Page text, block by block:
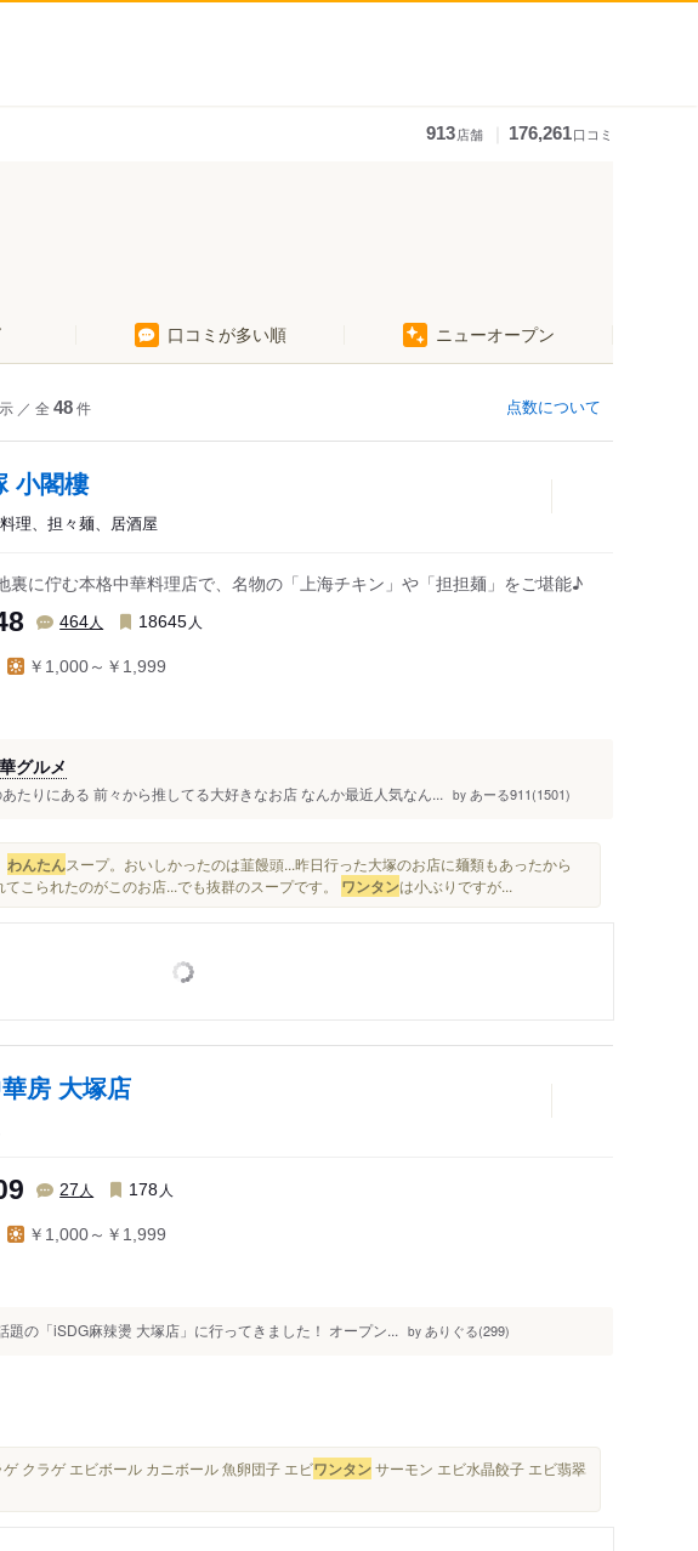
913店舗 176,261口コミ
口コミが多い順 ニューオープン
／ 全 48件 点数について
小閣樓
理、担々麺、居酒屋
裏に佇む本格中華料理店で、名物の「上海チキン」や「担担麺」をご堪能♪
464人 18645 人
￥1,000～￥1,999
グルメ
たりにある 前々から推してる大好きなお店 なんか最近人気なん... by あーる911(1501)
わんたんスープ。おいしかったのは韮饅頭...昨日行った大塚のお店に麺類もあったから
こられたのがこのお店...でも抜群のスープです。 ワンタンは小ぶりですが...
房 大塚店
27 人 178 人
￥1,000～￥1,999
題の「iSDG麻辣燙 大塚店」に行ってきました！ オープン... by ありぐる(299)
クラゲ エビボール カニボール 魚卵団子 エビワンタンサーモン エビ水晶餃子 エビ翡翠